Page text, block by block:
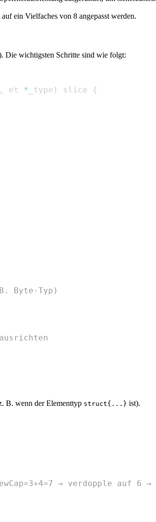
ein Vielfaches von 8 angepasst werden.
Die wichtigsten Schritte sind wie folgt:
, et * _type ) slice
{
Byte-Typ)
B. wenn der Elementtyp struct{...} ist).
→ verdopple auf 6